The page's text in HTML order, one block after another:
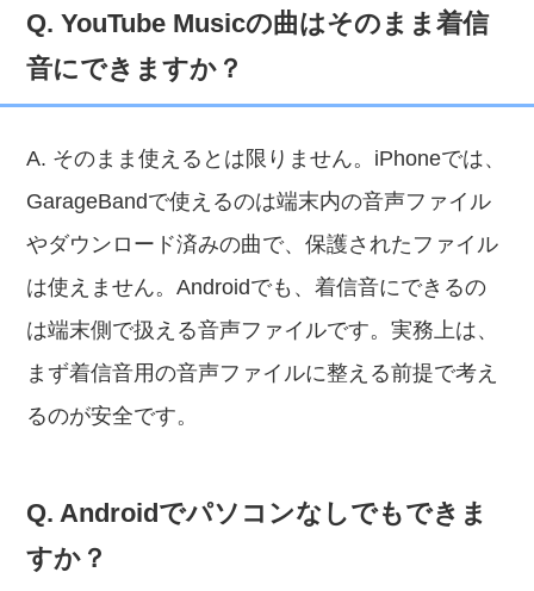
Q. YouTube Musicの曲はそのまま着信
音にできますか？
A. そのまま使えるとは限りません。iPhoneでは、
GarageBandで使えるのは端末内の音声ファイル
やダウンロード済みの曲で、保護されたファイル
は使えません。Androidでも、着信音にできるの
は端末側で扱える音声ファイルです。実務上は、
まず着信音用の音声ファイルに整える前提で考え
るのが安全です。
Q. Androidでパソコンなしでもできま
すか？